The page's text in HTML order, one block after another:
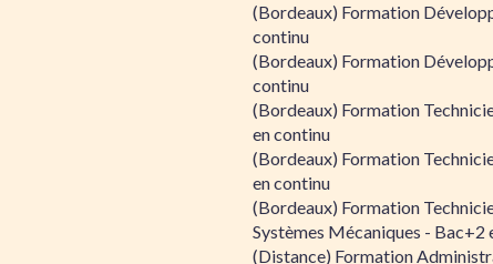
(Bordeaux) Formation
continu
(Bordeaux) Formation
continu
(Bordeaux) Formation
en continu
(Bordeaux) Formation
en continu
(Bordeaux) Formation
Systèmes Mécaniques - Bac+2
(Distance) Formation